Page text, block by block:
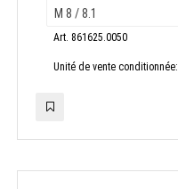
Art. 861625.0050
Unité de vente conditionnée: